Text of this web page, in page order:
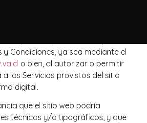
bajo las leyes de la
Este acuerdo constituye un
para las partes. Al aceptar
y Condiciones, ya sea mediante el
o bien, al autorizar o permitir
a los Servicios provistos del sitio
digital.
que el sitio web podría
técnicos y/o tipográficos, y que